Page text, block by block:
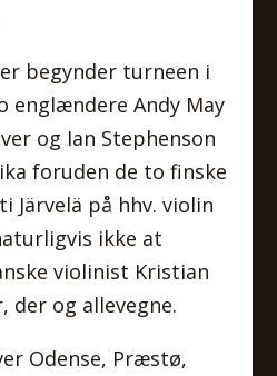
begynder turneen i
englændere Andy May
og Ian Stephenson
foruden de to finske
Järvelä på hhv. violin
ikke at
violinist Kristian
der og allevegne.
Odense, Præstø,